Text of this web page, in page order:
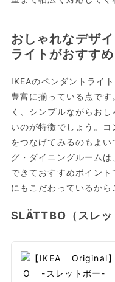
おしゃれなデザ
ライトがおすすめ
IKEAのペンダントライ
豊富に揃っている点で
く、シンプルながらお
いのが特徴でしょう。
をつなげてみるのもよ
グ・ダイニングルーム
できておすすめポイン
にもこだわっているから
SLÄTTBO（スレッ